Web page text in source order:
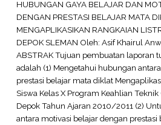
HUBUNGAN GAYA BELAJAR DAN
DENGAN PRESTASI BELAJAR MATA
MENGAPLIKASIKAN RANGKAIAN
DEPOK SLEMAN Oleh: Asif Khairul
ABSTRAK Tujuan pembuatan laporan
adalah (1) Mengetahui hubungan
prestasi belajar mata diklat
Siswa Kelas X Program Keahlian
Depok Tahun Ajaran 2010/2011 (2)
antara motivasi belajar dengan